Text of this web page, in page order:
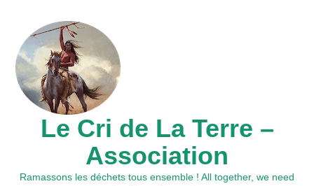
Le Cri de La Terre –
Association
Ramassons les déchets tous ensemble ! All together, we need